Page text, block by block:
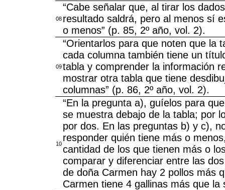
08
“Cabe señalar que, al tirar los
resultado saldrá, pero al menos sí
o menos” (p. 85, 2º año, vol. 2).
09
“Orientarlos para que noten que la
cada columna también tiene un
tabla y comprender la información
mostrar otra tabla que tiene
columnas” (p. 86, 2º año, vol. 2).
10
“En la pregunta a), guíelos para
se muestra debajo de la tabla; por
por dos. En las preguntas b) y c),
responder quién tiene más o
cantidad de los que tienen más o
comparar y diferenciar entre las
de doña Carmen hay 2 pollos más
Carmen tiene 4 gallinas más que